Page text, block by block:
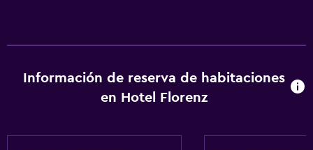
Información de reserva de habitaciones
en Hotel Florenz